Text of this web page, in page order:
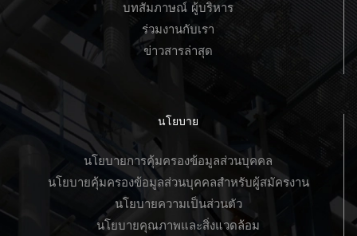
บทสัมภาษณ์ ผู้บริหาร
ร่วมงานกับเรา
ข่าวสารล่าสุด
นโยบาย
นโยบายการคุ้มครองข้อมูลส่วนบุคคล
นโยบายคุ้มครองข้อมูลส่วนบุคคลสำหรับผู้สมัครงาน
นโยบายความเป็นส่วนตัว
นโยบายคุณภาพและสิ่งแวดล้อม